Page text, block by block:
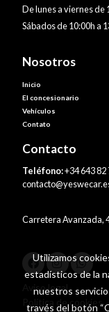
De lunes a viernes de
Sábados de 10:00h a
Nosotros
Inicio
El concesionario
Vehículos
Contato
Contacto
Teléfono:+34 643 82
Carretera Avanzada,
Aviso legal
Política de cookies
Utilizamos
estadísticos de la
nuestros
través del botón